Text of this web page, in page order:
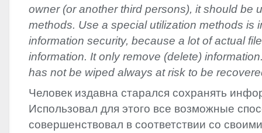
owner (or another third persons), it should be
methods. Use a special utilization methods is
information security, because a lot of actual
information. It only remove (delete)
has not be wiped always at risk to be
Человек издавна старался сохранять
Использовал для этого все возможные
совершенствовал в соответствии со